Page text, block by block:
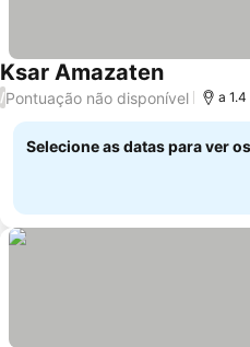
Ksar AmazatenVer preços
/Pontuação não disponível a
Selecione as datas para ver